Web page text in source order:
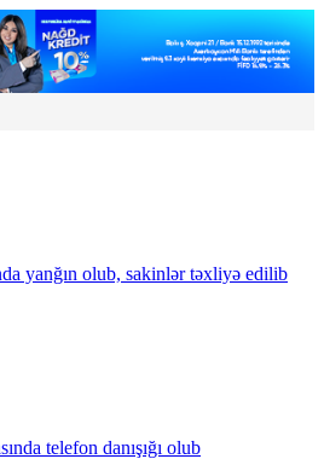
yanğın olub, sakinlər təxliyə edilib
telefon danışığı olub